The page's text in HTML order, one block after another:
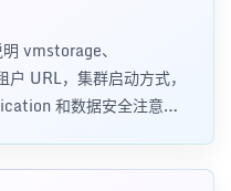
vmstorage、
URL，集群启动方式，
和数据安全注意事